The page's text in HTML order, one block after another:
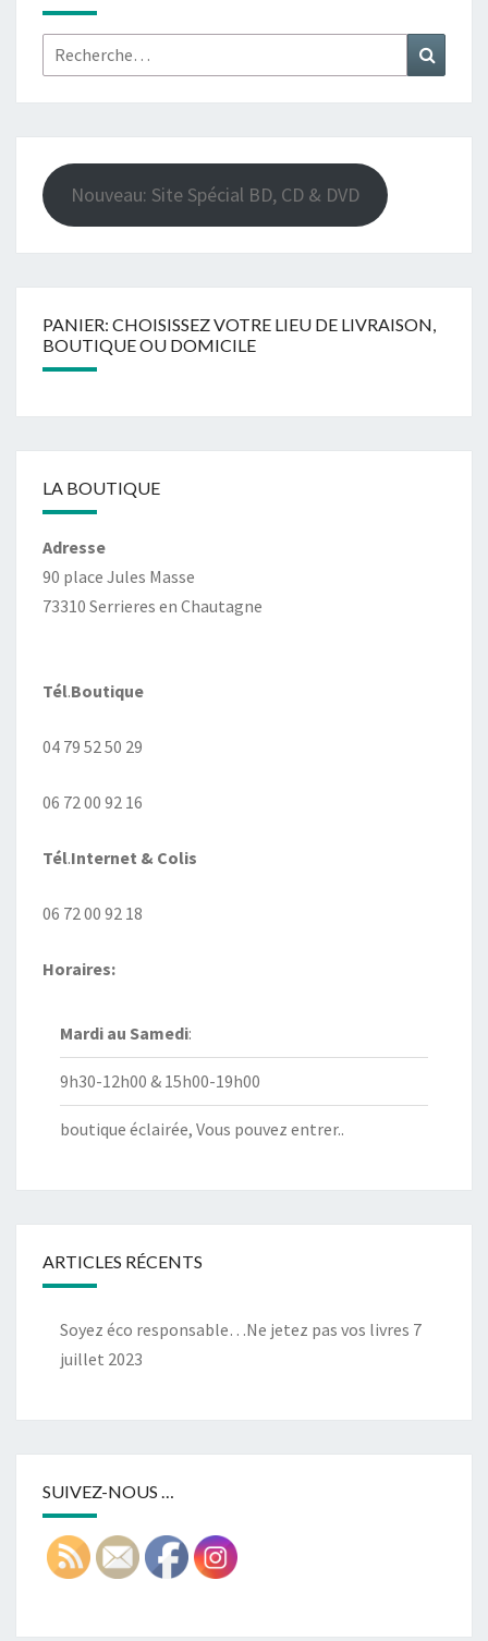
Rechercher :
Nouveau: Site Spécial BD, CD & DVD
PANIER: CHOISISSEZ VOTRE LIEU DE LIVRAISON,
BOUTIQUE OU DOMICILE
LA BOUTIQUE
Adresse
90 place Jules Masse
73310 Serrieres en Chautagne
Tél.Boutique
04 79 52 50 29
06 72 00 92 16
Tél.Internet & Colis
06 72 00 92 18
Horaires:
Mardi au Samedi:
9h30-12h00 & 15h00-19h00
boutique éclairée, Vous pouvez entrer..
ARTICLES RÉCENTS
Soyez éco responsable…Ne jetez pas vos livres 7
juillet 2023
SUIVEZ-NOUS …